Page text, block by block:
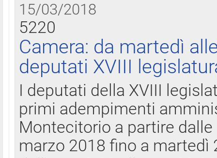
15/03/2018
5220
Camera: da martedì
deputati XVIII
I deputati della XVIII
primi adempimenti
Montecitorio a partire
marzo 2018 fino a